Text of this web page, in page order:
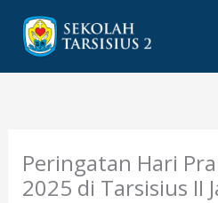
konten
Peringatan Hari
2025 di Tarsisius II